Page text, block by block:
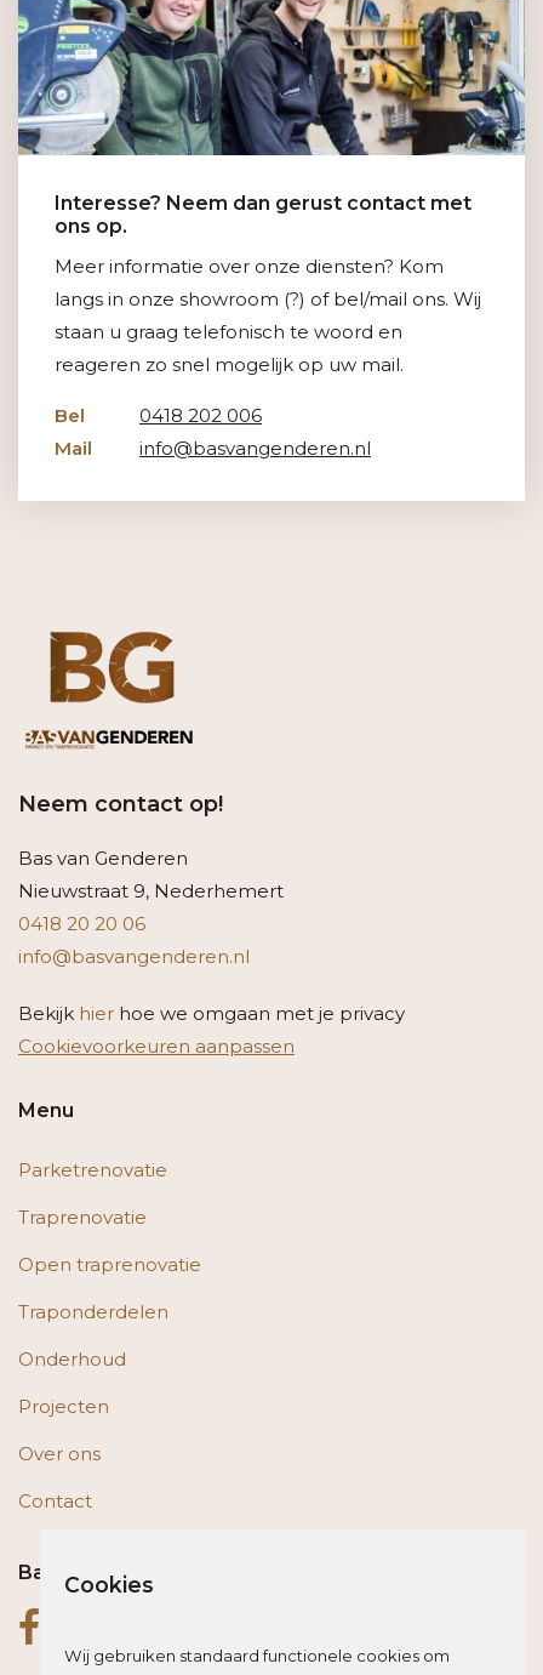
Interesse? Neem dan gerust contact met
ons op.
Meer informatie over onze diensten? Kom
langs in onze showroom (?) of bel/mail ons. Wij
staan u graag telefonisch te woord en
reageren zo snel mogelijk op uw mail.
Bel
0418 202 006
Mail
info@basvangenderen.nl
Neem contact op!
Bas van Genderen
Nieuwstraat 9, Nederhemert
0418 20 20 06
info@basvangenderen.nl
Bekijk hier hoe we omgaan met je privacy
Cookievoorkeuren aanpassen
Menu
Parketrenovatie
Traprenovatie
Open traprenovatie
Traponderdelen
Onderhoud
Projecten
Over ons
Contact
Bas op social media
Cookies
Wij gebruiken standaard functionele cookies om